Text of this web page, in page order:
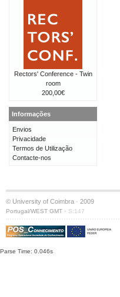
Rectors' Conference - Twin
room
200,00€
Informações
Envios
Privacidade
Termos de Utilização
Contacte-nos
© University of Coimbra · 2009
Portugal/WEST GMT · S:147
Parse Time: 0.046s